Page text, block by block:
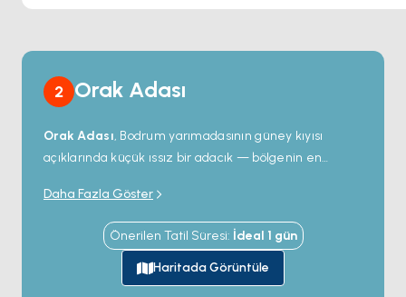
yaşamanız için büyülü bir cennete dönüşüyor. Zarafet,
şekilde harmanlayan bu mekanda, sizi sihirli bir akşamın
cazibesi bekliyor. Dirmil Mahallesi, Balyek Cd. No:5A, 48400
Bodrum/Muğla, Türkiye
2 Orak Adası
Orak Adası, Bodrum yarımadasının güney kıyısı
açıklarında küçük ıssız bir adacık — bölgenin en
tanınıyor. Deniz tabanı kumlu lekeler ve kaya
çıkıntıları arasında değişiyor; tutarlı 15 metre görüş ve
yerleşik lahos, ahtapot ve çipura popülasyonu var. Köy
yok, yol yok, ada üzerinde yapı yok; sadece dağınık
Akdeniz çamlarına sahip kayalık bir kıyı. Çoğu charter
Daha Fazla Göster
Önerilen Tatil Süresi: İdeal 1 gün
Haritada Görüntüle